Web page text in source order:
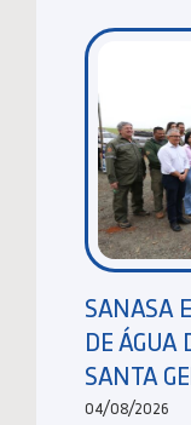
SANASA
DE ÁGUA
SANTA
04/08/2026